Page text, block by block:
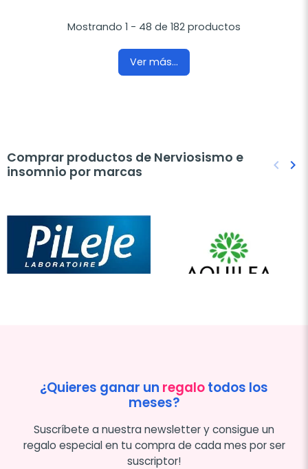
Mostrando 1 - 48 de 182 productos
Ver más...
Comprar productos de Nerviosismo e
insomnio por marcas
keyboard_arrow_left keyboard_arrow_right
¿Quieres ganar un regalotodos los
meses?
Suscríbete a nuestra newsletter y consigue un
regalo especial en tu compra de cada mes por ser
suscriptor!